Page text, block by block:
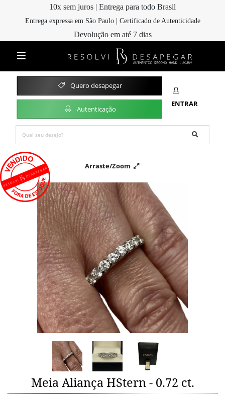
10x sem juros | Entrega para todo Brasil
Entrega expressa em São Paulo | Certificado de Autenticidade
Devolução em até 7 dias
Quero desapegar
Autenticação
ENTRAR
Arraste/Zoom
Meia Aliança HStern - 0.72 ct.